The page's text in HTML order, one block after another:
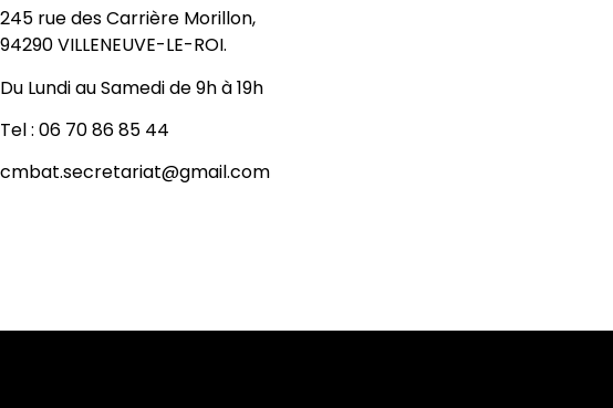
245 rue des Carrière Morillon,
94290 VILLENEUVE-LE-ROI.
Du Lundi au Samedi de 9h à 19h
Tel : 06 70 86 85 44
cmbat.secretariat@gmail.com